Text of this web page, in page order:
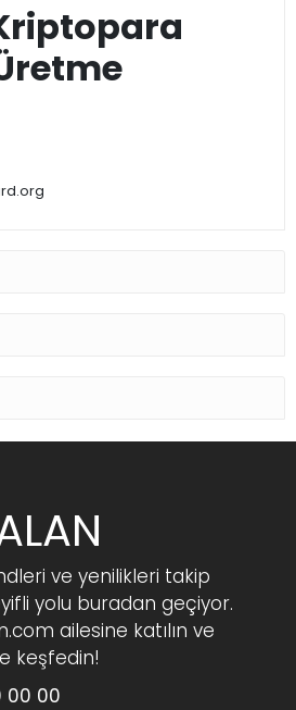
ve yenilikleri takip
yolu buradan geçiyor.
ailesine katılın ve
keşfedin!
00 00